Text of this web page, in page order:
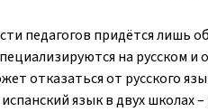
педагогов придётся лишь
на русском и
отказаться от русского
язык в двух школах